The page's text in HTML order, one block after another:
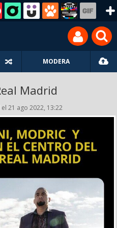
MODERA
Madrid
el 21 ago 2022, 13:22